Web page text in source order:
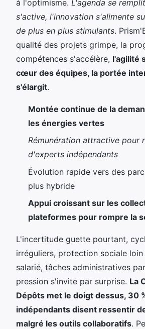
à l'optimisme. L'agenda se
s'active, l'innovation s'alimente
de plus en plus stimulants.
qualité des projets grimpe, la
compétences s'accélère, l'agilité
cœur des équipes, la portée
s'élargit.
Montée continue de la
les énergies vertes
Rémunération attractive pour
d'experts indépendants
Évolution rapide vers des
plus hybride
Appui croissant sur les
plateformes pour rompre la
L'incertitude guette pourtant,
irréguliers, protection sociale
salarié, tâches administratives
pression s'invite par surprise. La
Dépôts met le doigt dessus, 30
indépendants disent ressentir
malgré les outils collaboratifs.